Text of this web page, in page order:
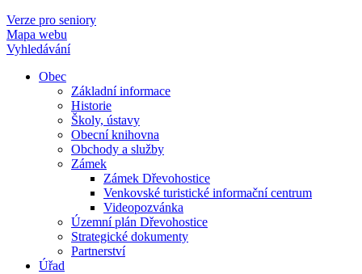
Verze pro seniory
Mapa webu
Vyhledávání
Obec
Základní informace
Historie
Školy, ústavy
Obecní knihovna
Obchody a služby
Zámek
Zámek Dřevohostice
Venkovské turistické informační centrum
Videopozvánka
Územní plán Dřevohostice
Strategické dokumenty
Partnerství
Úřad